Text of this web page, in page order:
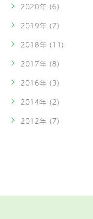
2020年 (6)
2019年 (7)
2018年 (11)
2017年 (8)
2016年 (3)
2014年 (2)
2012年 (7)